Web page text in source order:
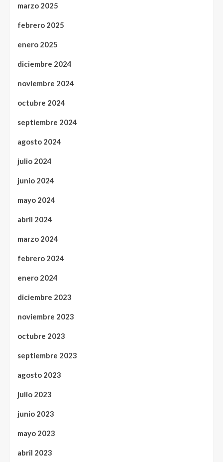
marzo 2025
febrero 2025
enero 2025
diciembre 2024
noviembre 2024
octubre 2024
septiembre 2024
agosto 2024
julio 2024
junio 2024
mayo 2024
abril 2024
marzo 2024
febrero 2024
enero 2024
diciembre 2023
noviembre 2023
octubre 2023
septiembre 2023
agosto 2023
julio 2023
junio 2023
mayo 2023
abril 2023